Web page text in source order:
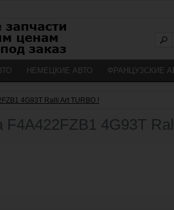
НЕМЕЦКИЕ АВТО ФРАНЦУЗСКИЕ
4G93T Ralli Art TURBO !
4G93T